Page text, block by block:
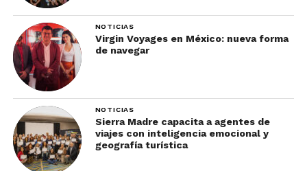
NOTICIAS
Virgin Voyages en México: nueva forma
de navegar
NOTICIAS
Sierra Madre capacita a agentes de
viajes con inteligencia emocional y
geografía turística